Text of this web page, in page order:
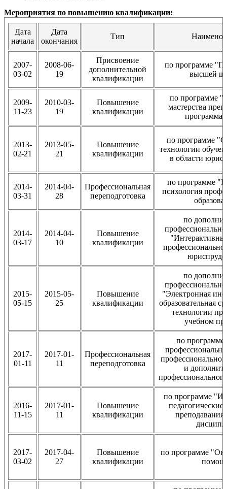
Мероприятия по повышению квалификации:
Дата
начала
Дата
окончания
Тип
2007-
03-02
2008-06-
19
Присвоение
дополнительной
квалификации
по программе
высшей
2009-
11-23
2010-03-
19
Повышение
квалификации
по программе
мастерства
2013-
02-21
2013-05-
21
Повышение
квалификации
по программе
технологии
в области
2014-
03-31
2014-04-
28
Профессиональная
переподготовка
по программе
психология
2014-
03-17
2014-04-
10
Повышение
квалификации
по
2015-
05-15
2015-05-
25
Повышение
квалификации
по
"Электронная
образовательная
технологии
учебном
2017-
01-11
2017-01-
11
Профессиональная
переподготовка
по программе
и
2016-
11-15
2017-01-
11
Повышение
квалификации
по программе
педагогические
преподавания
2017-
03-02
2017-04-
27
Повышение
квалификации
по программе